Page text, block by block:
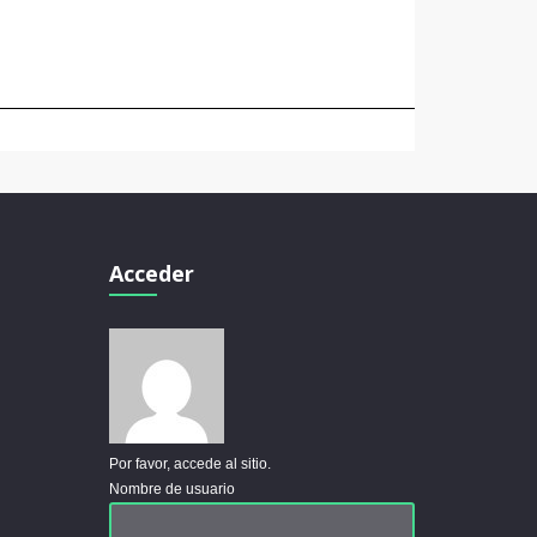
Acceder
Por favor, accede al sitio.
Nombre de usuario